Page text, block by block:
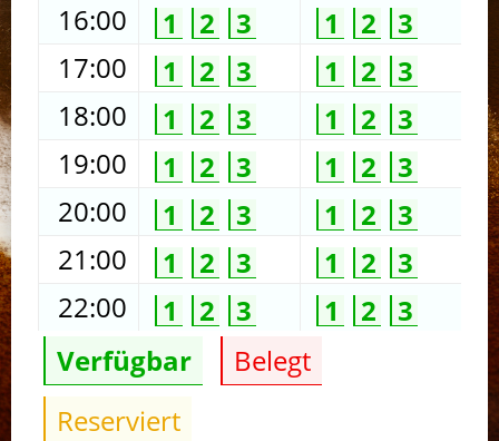
16:00
1 2 3 1 2
3
17:00
1 2 3 1 2
3
18:00
1 2 3 1 2
3
19:00
1 2 3 1 2
3
20:00
1 2 3 1 2
3
21:00
1 2 3 1 2
3
22:00
1 2 3 1 2
3
Verfügbar
Belegt
Reserviert